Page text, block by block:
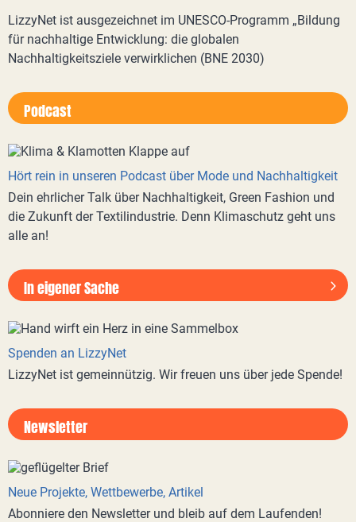
LizzyNet ist ausgezeichnet im UNESCO-Programm „Bildung
für nachhaltige Entwicklung: die globalen
Nachhaltigkeitsziele verwirklichen (BNE 2030)
Podcast
Hört rein in unseren Podcast über Mode und Nachhaltigkeit
Dein ehrlicher Talk über Nachhaltigkeit, Green Fashion und
die Zukunft der Textilindustrie. Denn Klimaschutz geht uns
alle an!
In eigener Sache
Spenden an LizzyNet
LizzyNet ist gemeinnützig. Wir freuen uns über jede Spende!
Newsletter
Neue Projekte, Wettbewerbe, Artikel
Abonniere den Newsletter und bleib auf dem Laufenden!